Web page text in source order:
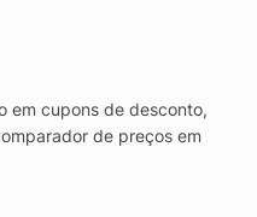
em cupons de desconto,
de preços em